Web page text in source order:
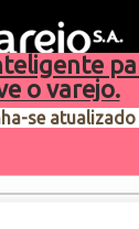
o varejo.
se
de pauta